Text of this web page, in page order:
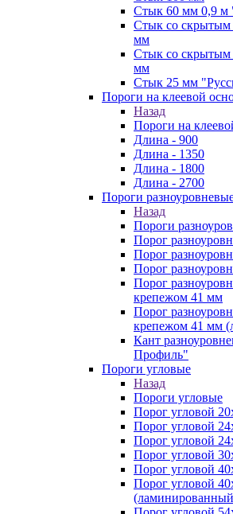
Стык 60 мм 0,9 м
Стык со скрытым
мм
Стык со скрытым
мм
Стык 25 мм
Пороги на клеевой
Назад
Пороги на
Длина - 900
Длина - 1350
Длина - 1800
Длина - 2700
Пороги
Назад
Пороги
Порог
Порог
Порог
Порог
крепежом 41 мм
Порог
крепежом 41 мм
Кант
Профиль"
Пороги угловые
Назад
Пороги угловые
Порог угловой
Порог угловой
Порог угловой
Порог угловой
Порог угловой
Порог угловой